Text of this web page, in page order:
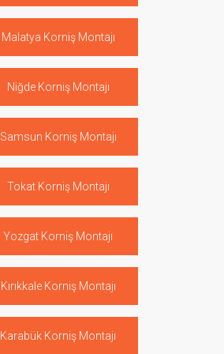
Malatya Korniş Montajı
Niğde Korniş Montajı
Samsun Korniş Montajı
Tokat Korniş Montajı
Yozgat Korniş Montajı
Kırıkkale Korniş Montajı
Karabük Korniş Montajı